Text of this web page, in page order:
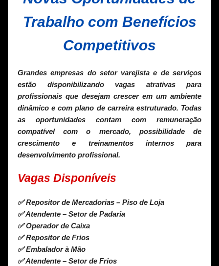
Trabalho com Benefícios
Competitivos
Grandes empresas do setor varejista e de serviços
estão disponibilizando vagas atrativas para
profissionais que desejam crescer em um ambiente
dinâmico e com plano de carreira estruturado. Todas
as oportunidades contam com remuneração
compatível com o mercado, possibilidade de
crescimento e treinamentos internos para
desenvolvimento profissional.
Vagas Disponíveis
✅ Repositor de Mercadorias – Piso de Loja
✅ Atendente – Setor de Padaria
✅ Operador de Caixa
✅ Repositor de Frios
✅ Embalador à Mão
✅ Atendente – Setor de Frios